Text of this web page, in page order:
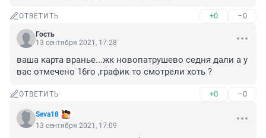
ОТВЕТИТЬ +0 –0
Гость
13 сентября 2021, 17:28
ваша карта вранье...жк новопатрушево седня дали а у
вас отмечено 16го ,график то смотрели хоть ?
ОТВЕТИТЬ +0 –0
Seva18
13 сентября 2021, 17:09